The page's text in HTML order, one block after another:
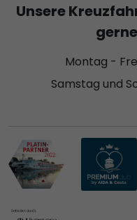
Unsere
Montag -
Samstag und